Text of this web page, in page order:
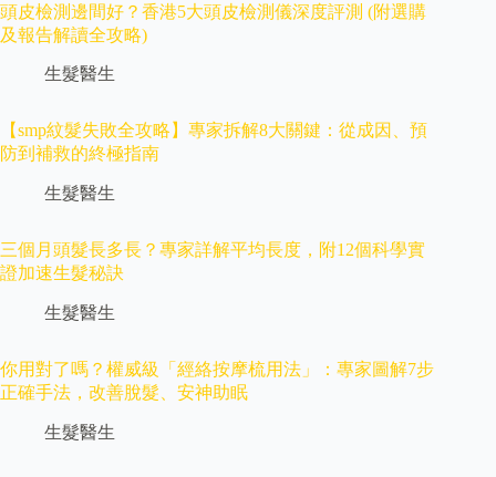
頭皮檢測邊間好？香港5大頭皮檢測儀深度評測 (附選購
及報告解讀全攻略)
生髮醫生
【smp紋髮失敗全攻略】專家拆解8大關鍵：從成因、預
防到補救的終極指南
生髮醫生
三個月頭髮長多長？專家詳解平均長度，附12個科學實
證加速生髮秘訣
生髮醫生
你用對了嗎？權威級「經絡按摩梳用法」：專家圖解7步
正確手法，改善脫髮、安神助眠
生髮醫生